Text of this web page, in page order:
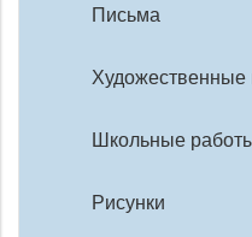
Письма
Художественные
Школьные
Рисунки